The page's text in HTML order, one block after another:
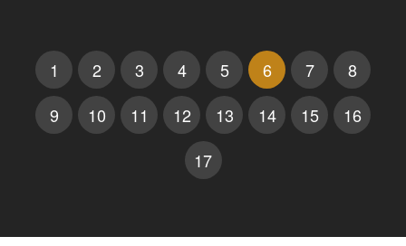
1 2 3 4 5 6 7
8
9
10 11 12 13 14 15
16
17